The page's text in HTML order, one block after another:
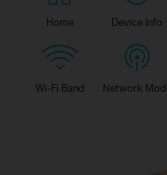
Home Device Info
Wi-Fi Band Network